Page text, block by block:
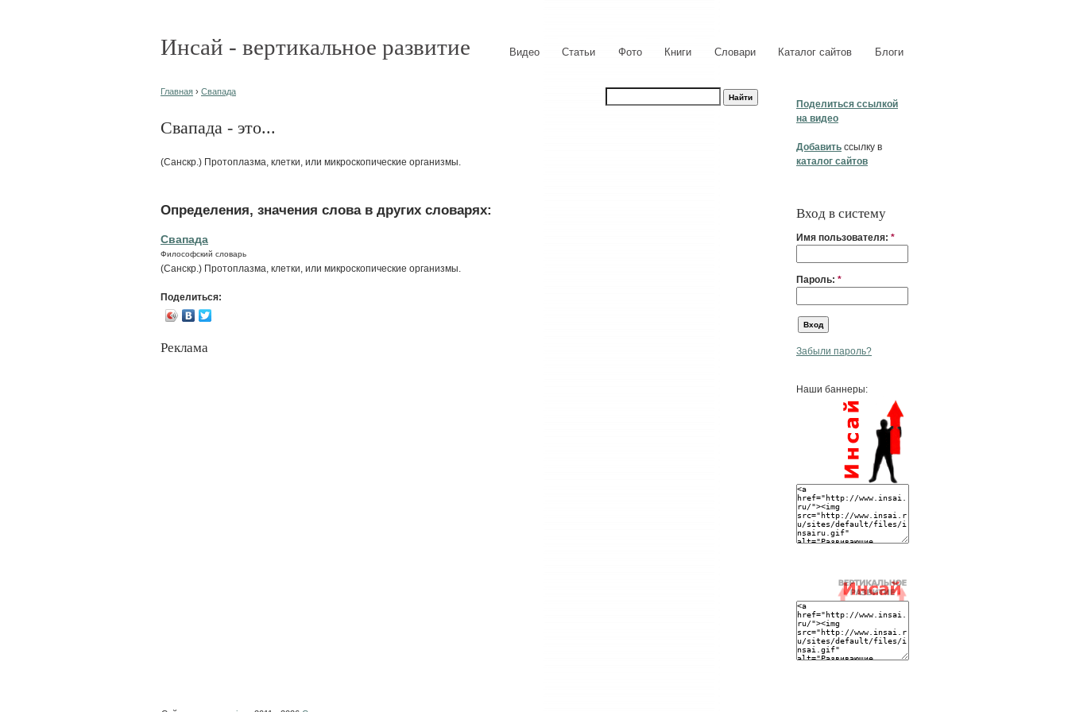
Инсай - вертикальное развитие Видео Статьи Фото Книги Словари Каталог сайтов Блоги
Поделиться ссылкой
на видео
Добавить ссылку в
каталог сайтов
Вход в систему
Имя пользователя: *
Пароль: *
Забыли пароль?
Наши баннеры:
Главная › Свапада
Свапада - это...
(Санскр.) Протоплазма, клетки, или микроскопические организмы.
Определения, значения слова в других словарях:
Свапада
Философский словарь
(Санскр.) Протоплазма, клетки, или микроскопические организмы.
Поделиться:
Реклама